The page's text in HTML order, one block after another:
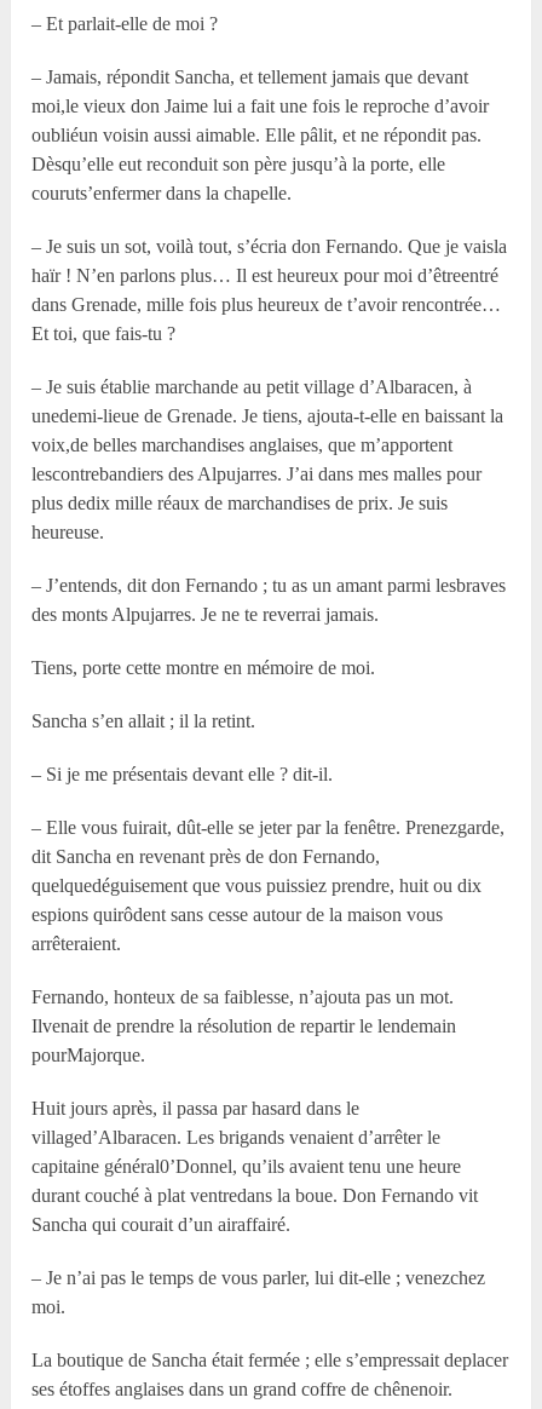
– Et parlait-elle de moi ?
– Jamais, répondit Sancha, et tellement jamais que devant
moi,le vieux don Jaime lui a fait une fois le reproche d’avoir
oubliéun voisin aussi aimable. Elle pâlit, et ne répondit pas.
Dèsqu’elle eut reconduit son père jusqu’à la porte, elle
couruts’enfermer dans la chapelle.
– Je suis un sot, voilà tout, s’écria don Fernando. Que je vaisla
haïr ! N’en parlons plus… Il est heureux pour moi d’êtreentré
dans Grenade, mille fois plus heureux de t’avoir rencontrée…
Et toi, que fais-tu ?
– Je suis établie marchande au petit village d’Albaracen, à
unedemi-lieue de Grenade. Je tiens, ajouta-t-elle en baissant la
voix,de belles marchandises anglaises, que m’apportent
lescontrebandiers des Alpujarres. J’ai dans mes malles pour
plus dedix mille réaux de marchandises de prix. Je suis
heureuse.
– J’entends, dit don Fernando ; tu as un amant parmi lesbraves
des monts Alpujarres. Je ne te reverrai jamais.
Tiens, porte cette montre en mémoire de moi.
Sancha s’en allait ; il la retint.
– Si je me présentais devant elle ? dit-il.
– Elle vous fuirait, dût-elle se jeter par la fenêtre. Prenezgarde,
dit Sancha en revenant près de don Fernando,
quelquedéguisement que vous puissiez prendre, huit ou dix
espions quirôdent sans cesse autour de la maison vous
arrêteraient.
Fernando, honteux de sa faiblesse, n’ajouta pas un mot.
Ilvenait de prendre la résolution de repartir le lendemain
pourMajorque.
Huit jours après, il passa par hasard dans le
villaged’Albaracen. Les brigands venaient d’arrêter le
capitaine général0’Donnel, qu’ils avaient tenu une heure
durant couché à plat ventredans la boue. Don Fernando vit
Sancha qui courait d’un airaffairé.
– Je n’ai pas le temps de vous parler, lui dit-elle ; venezchez
moi.
La boutique de Sancha était fermée ; elle s’empressait deplacer
ses étoffes anglaises dans un grand coffre de chênenoir.